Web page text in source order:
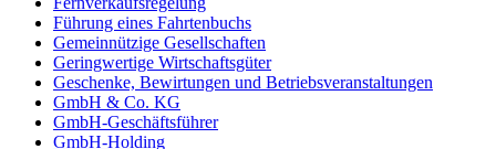
Führung eines Fahrtenbuchs
Gemeinnützige Gesellschaften
Geringwertige Wirtschaftsgüter
Geschenke, Bewirtungen und Betriebsveranstaltungen
GmbH & Co. KG
GmbH-Geschäftsführer
GmbH-Holding